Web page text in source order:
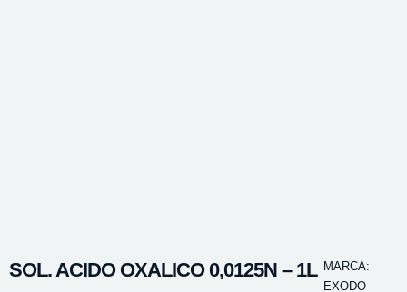
SOL. ACIDO OXALICO 0,0125N – 1L MARCA:
EXODO